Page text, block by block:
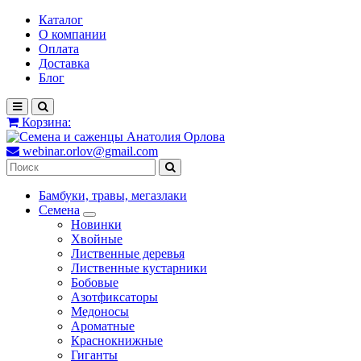
Каталог
О компании
Оплата
Доставка
Блог
Корзина:
webinar.orlov@gmail.com
Бамбуки, травы, мегазлаки
Семена
Новинки
Хвойные
Лиственные деревья
Лиственные кустарники
Бобовые
Азотфиксаторы
Медоносы
Ароматные
Краснокнижные
Гиганты